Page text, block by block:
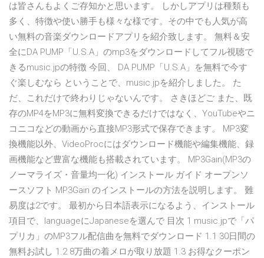
は皆さんもよくご存知かと思います。 しかしアプリは種類も
多く、特徴や使い勝手も様々な様です。その中でも人気が高
い無料の音楽ダウンロードアプリを紹介致します。 無料＆安
全にDA PUMP「U.S.A」のmp3をダウンロードしてフル視聴で
きるmusic.jpの特徴 今回、 DA PUMP「U.S.A」を無料で今す
ぐ楽しむなら ということで、music.jpを紹介しました。 た
だ、これだけで終わりじゃないんです。 さきほどご また、既
存のMP4をMP3に無料変換できるだけではなく、YouTubeやニ
コニコなどの動画から直接MP3形式で保存できます。 MP3変
換機能以外、VideoProcにはダウンロード機能や編集機能、録
画機能など豊富な機能も搭載されています。 MP3Gain(MP3の
ノーマライズ・音量均一化) インストール ガイド オープンソ
ースソフト MP3Gain のインストールの方法を説明します。 難
易度は2です。 最初から日本語表示になるよう、インストール
項目で、languageにJapaneseを選んで 目次 1 music.jpで「パ
プリカ」のMP3フル配信曲を無料でダウンロード 1.1 30日間の
無料お試し 1.2 8万曲の着メロが取り放題 1.3 お得なクーポン